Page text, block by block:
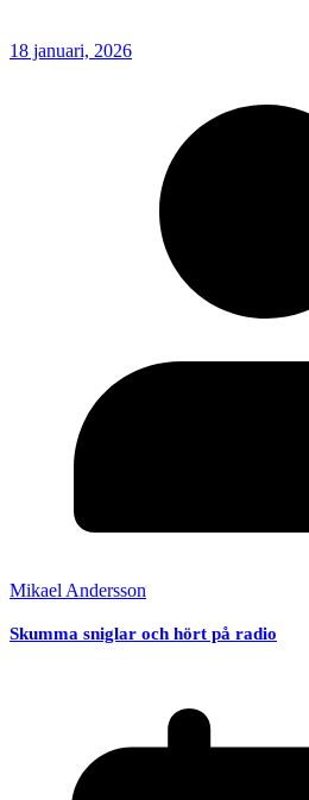
18 januari, 2026
Mikael Andersson
Skumma sniglar och hört på radio